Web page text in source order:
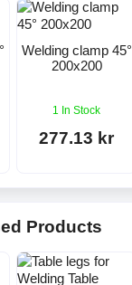
Welding clamp 45°
200x200
1 In Stock
277.13 kr
Products